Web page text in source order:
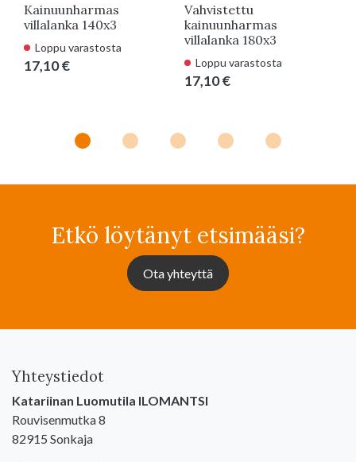
Kainuunharmas
villalanka 140x3
Loppu varastosta
17,10 €
Vahvistettu
kainuunharmas
villalanka 180x3
Loppu varastosta
17,10 €
Etkö löytänyt etsimääsi?
Ota yhteyttä
Yhteystiedot
Katariinan Luomutila ILOMANTSI
Rouvisenmutka 8
82915 Sonkaja